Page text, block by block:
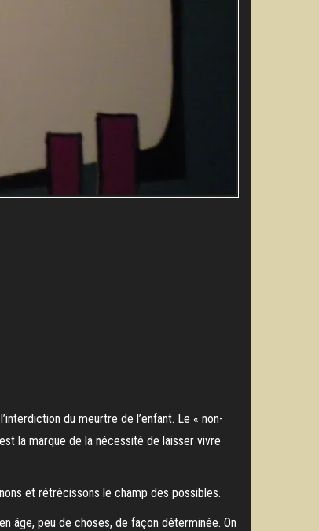
du meurtre de l’enfant. Le « non-
la marque de la nécessité de laisser vivre
et rétrécissons le champ des possibles.
âge, peu de choses, de façon déterminée. On